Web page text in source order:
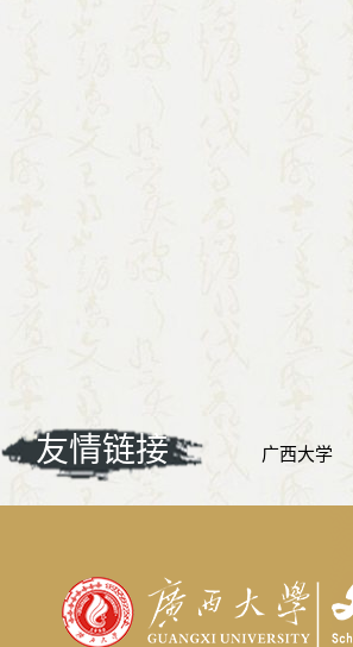
友情链接 广西大学